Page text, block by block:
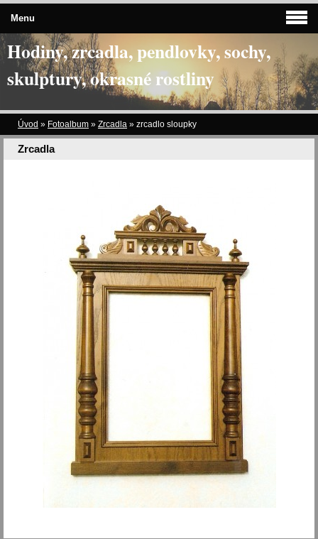
Hodiny, zrcadla, pendlovky, sochy,
skulptury, okrasné rostliny
Úvod » Fotoalbum » Zrcadla » zrcadlo sloupky
Zrcadla
Menu